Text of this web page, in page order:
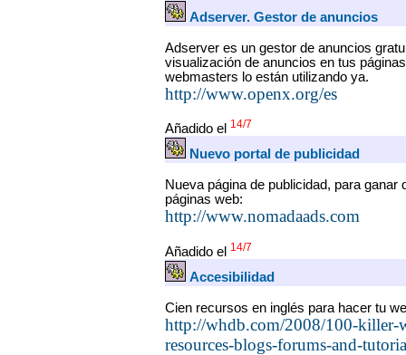
Adserver. Gestor de anuncios
Adserver es un gestor de anuncios
visualización de anuncios en tus
webmasters lo están utilizando ya.
http://www.openx.org/es
Añadido el 14/7
Nuevo portal de publicidad
Nueva página de publicidad, para ganar
páginas web:
http://www.nomadaads.com
Añadido el 14/7
Accesibilidad
Cien recursos en inglés para hacer tu
http://whdb.com/2008/100-killer-
resources-blogs-forums-and-